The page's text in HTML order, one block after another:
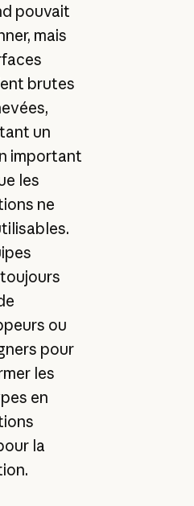
pouvait
mais
brutes
un
important
les
ne
ou
pour
les
en
la